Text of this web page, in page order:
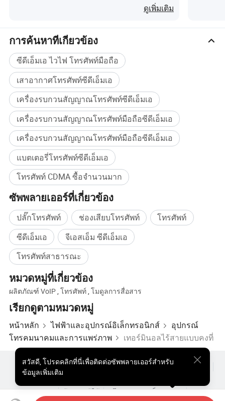
-10104 dBm
แหล่งจ่ายไฟแบบสลับได้ : AC: 100V ~ 240V; DC: 5V, 0.65A
แบตเตอรี่สำรองแบบชาร์จใหม่ได้ : ประเภท : iM;
ความจุ : 3.666mAh ( อุปกรณ์เสริม 1000mA);
เวลาสนทนาสูงสุด ( ขึ้นอยู่กับสภาพแวดล้อมของเครือข่าย ):
2 ชั่วโมง ( ความจุแบตเตอรี่ 600 mAh) / 3 ชั่วโมง ( ความจุ
แบตเตอรี่ 1000 mA);
เวลาสแตนด์บายสูงสุด ( ขึ้นอยู่กับสภาพแวดล้อมของเครือ
ข่าย ): 72 ชั่วโมง ( ความจุแบตเตอรี่ 600 mAh) / 90 ชั่วโมง (
ความจุแบตเตอรี่ 1000 mAh)
ขนาด (W *H): 183 มม . × 204 มม . × 85 มม
G. W1/CTN: 10 กก
ดูเพิ่มเติม
การค้นหาที่เกี่ยวข้อง
ซีดีเอ็มเอ ไวไฟ โทรศัพท์มือถือ
เสาอากาศโทรศัพท์ซีดีเอ็มเอ
เครื่องรบกวนสัญญาณโทรศัพท์ซีดีเอ็มเอ
เครื่องรบกวนสัญญาณโทรศัพท์มือถือซีดีเอ็มเอ
เครื่องรบกวนสัญญาณโทรศัพท์มือถือซีดีเอ็มเอ
แบตเตอรี่โทรศัพท์ซีดีเอ็มเอ
โทรศัพท์ CDMA ซื้อจำนวนมาก
ซัพพลายเออร์ที่เกี่ยวข้อง
ปลั๊กโทรศัพท์ ช่องเสียบโทรศัพท์
โทรศัพท์
ซีดีเอ็มเอ
จีเอสเอ็ม ซีดีเอ็มเอ
โทรศัพท์สาธารณะ
หมวดหมู่ที่เกี่ยวข้อง
ผลิตภัณฑ์ VoIP ,โทรศัพท์ ,โมดูลการสื่อสาร
เรียกดูตามหมวดหมู่
หน้าหลัก ไฟฟ้าและอุปกรณ์อิเล็กทรอนิกส์
อุปกรณ์
โทรคมนาคมและการแพร่ภาพ
เทอร์มินอลไร้สายแบบคงที่
สวัสดี,โปรดคลิกที่นี่เพื่อติดต่อซัพพลายเออร์สำหรับ
ข้อมูลเพิ่มเติม
ผลิตภัณฑ์ยอดนิยม สินค้ายอดนิยม ราคา
ขายส่งผลิตภัณฑ์ร้อน
ซองจดหมาย
ข้อตกลงผู้ใช้ นโยบายความเป็นส่วนตัว ติดต่อ